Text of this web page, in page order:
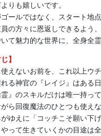
りも嬉しいです。
ールではなく、スタート地
の方々に恩返しできるよう
て魅力的な世界に、全身全
】
使えないお前を、これ以上ウ
る神官の『レイジ』はある
』のスキルだけは唯一持っ
ら回復魔法のひとつも使えな
ゆえに「コッチこそ願い下
って生きていくかの目途は